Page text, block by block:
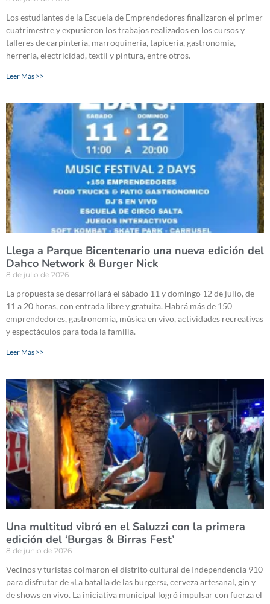
Los estudiantes de la Escuela de Emprendedores finalizaron el primer
cuatrimestre y expusieron los trabajos realizados en los cursos y
talleres de carpintería, marroquinería, tapicería, gastronomía,
herrería, electricidad, textil y pintura, entre otros.
Leer Más >>
Llega a Parque Bicentenario una nueva edición del
Dahco Network & Burger Nick
8 de julio de 2026
La propuesta se desarrollará el sábado 11 y domingo 12 de julio, de
11 a 20 horas, con entrada libre y gratuita. Habrá más de 150
emprendedores, gastronomía, música en vivo, actividades recreativas
y espectáculos para toda la familia.
Leer Más >>
Una multitud vibró en el Saluzzi con la primera
edición del ‘Burgas & Birras Fest’
8 de junio de 2026
Vecinos y turistas colmaron el distrito cultural de Independencia 910
para disfrutar de «La batalla de las burgers», cerveza artesanal, gin y
de shows en vivo. La iniciativa municipal logró impulsar con fuerza el